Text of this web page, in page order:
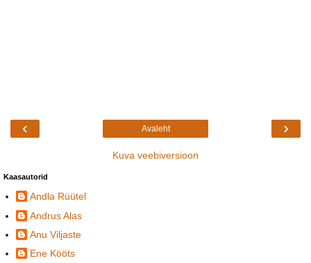
‹ ›
Avaleht
Kuva veebiversioon
Kaasautorid
Andla Rüütel
Andrus Alas
Anu Viljaste
Ene Kööts